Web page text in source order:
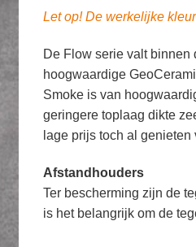
Let op! De werkelijke
De Flow serie valt binnen
hoogwaardige
Smoke is van
geringere toplaag dikte
lage prijs toch al
Afstandhouders
Ter bescherming zijn de
is het belangrijk om de